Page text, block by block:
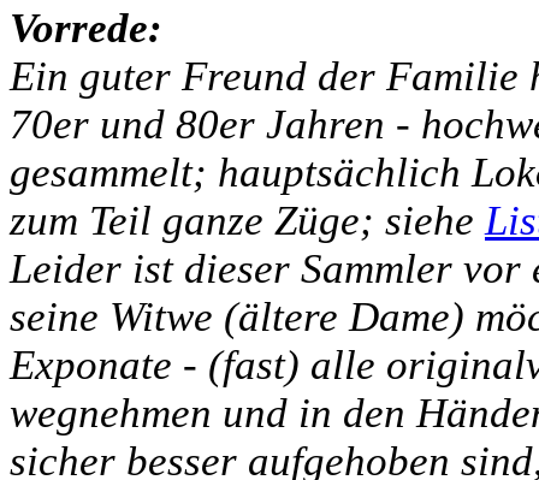
Vorrede:
Ein guter Freund der
70er und 80er Jahren -
gesammelt; hauptsächlich
zum Teil ganze Züge; siehe
Leider ist dieser Sammler
seine Witwe (ältere Dame)
Exponate - (fast) alle
wegnehmen und in den
sicher besser aufgehoben